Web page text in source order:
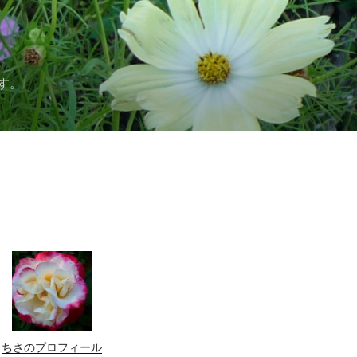
。
ちさのプロフィール